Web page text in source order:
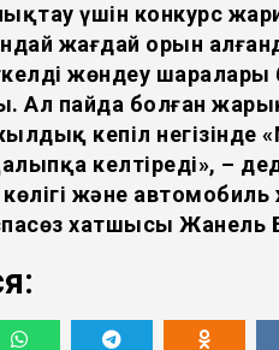
үшін конкурс
жағдай орын
жөндеу
Ал пайда болған
кепіл негізінде
қалыпқа келтіреді», –
және
хатшысы Жанель